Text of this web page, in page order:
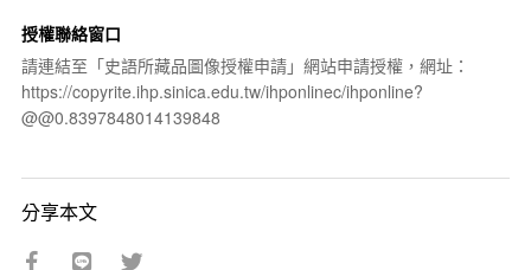
授權聯絡窗口
請連結至「史語所藏品圖像授權申請」網站申請授權，網址：
https://copyrite.ihp.sinica.edu.tw/ihponlinec/ihponline?
@@0.8397848014139848
分享本文